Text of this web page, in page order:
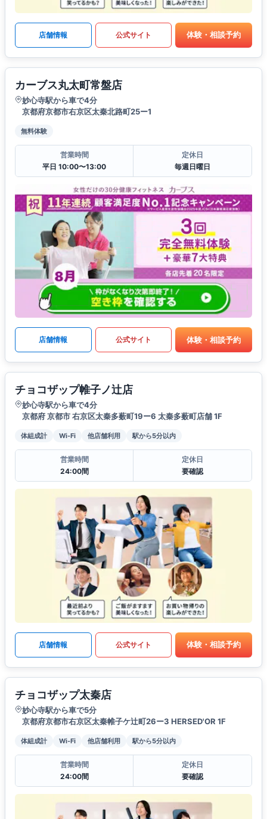
店舗情報 公式サイト 体験・相談予約
カーブス丸太町常盤店
妙心寺駅から車で4分
京都府京都市右京区太秦北路町25ー1
無料体験
営業時間
平日 10:00〜13:00
定休日
毎週日曜日
店舗情報 公式サイト 体験・相談予約
チョコザップ帷子ノ辻店
妙心寺駅から車で4分
京都府 京都市 右京区太秦多薮町19ー6 太秦多薮町店舗 1F
体組成計 Wi-Fi 他店舗利用 駅から5分以内
営業時間
24:00間
定休日
要確認
店舗情報 公式サイト 体験・相談予約
チョコザップ太秦店
妙心寺駅から車で5分
京都府京都市右京区太秦帷子ケ辻町26ー3 HERSED'OR 1F
体組成計 Wi-Fi 他店舗利用 駅から5分以内
営業時間
24:00間
定休日
要確認